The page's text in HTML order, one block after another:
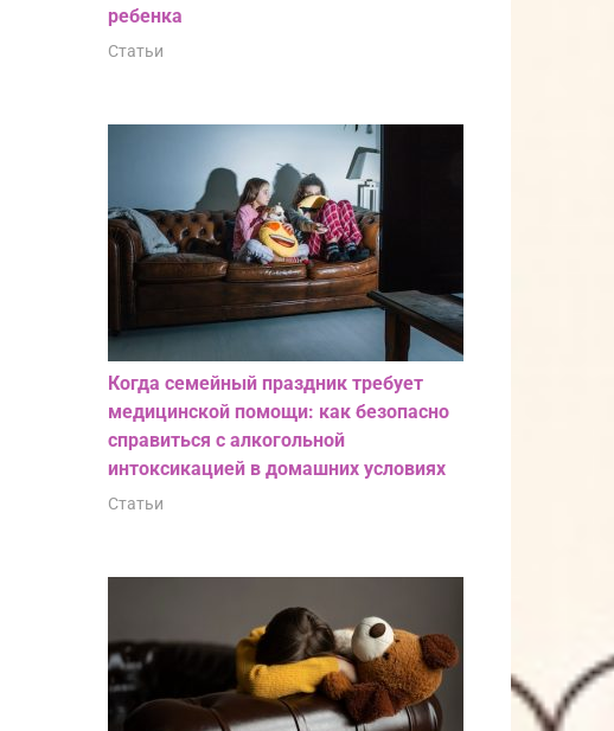
ребенка
Статьи
Когда семейный праздник требует
медицинской помощи: как безопасно
справиться с алкогольной
интоксикацией в домашних условиях
Статьи